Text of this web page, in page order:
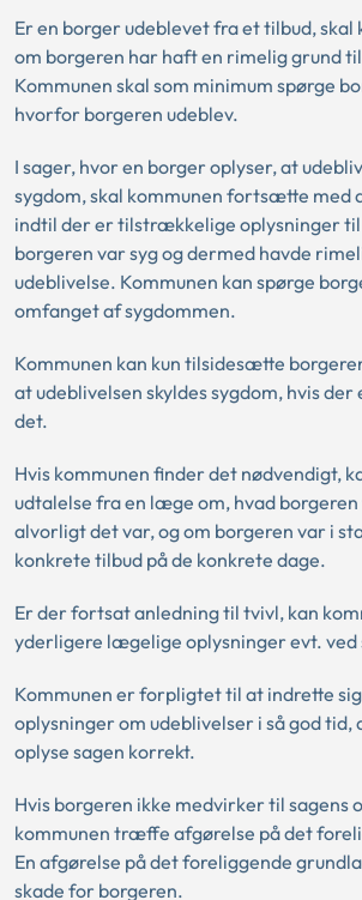
Er en borger udeblevet fra et tilbud,
om borgeren har haft en rimelig grund
Kommunen skal som minimum spørge
hvorfor borgeren udeblev.
I sager, hvor en borger oplyser, at
sygdom, skal kommunen fortsætte med
indtil der er tilstrækkelige oplysninger til
borgeren var syg og dermed havde
udeblivelse. Kommunen kan spørge
omfanget af sygdommen.
Kommunen kan kun tilsidesætte
at udeblivelsen skyldes sygdom, hvis
det.
Hvis kommunen finder det nødvendigt,
udtalelse fra en læge om, hvad
alvorligt det var, og om borgeren var i
konkrete tilbud på de konkrete dage.
Er der fortsat anledning til tvivl, kan
yderligere lægelige oplysninger evt.
Kommunen er forpligtet til at indrette
oplysninger om udeblivelser i så god tid,
oplyse sagen korrekt.
Hvis borgeren ikke medvirker til sagens
kommunen træffe afgørelse på det
En afgørelse på det foreliggende
skade for borgeren.